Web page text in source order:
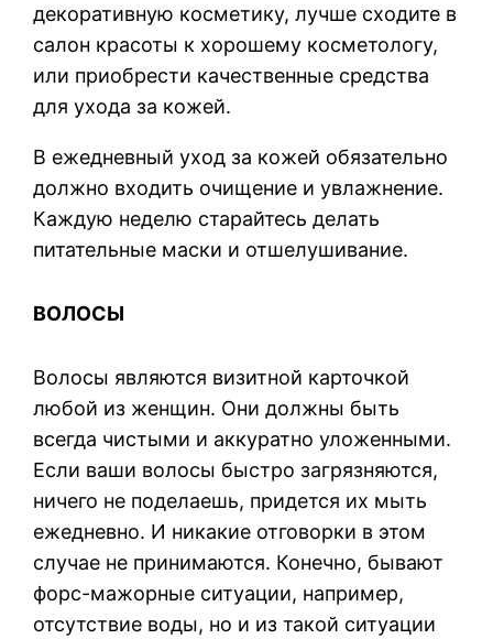
декоративную косметику, лучше сходите в
салон красоты к хорошему косметологу,
или приобрести качественные средства
для ухода за кожей.
В ежедневный уход за кожей обязательно
должно входить очищение и увлажнение.
Каждую неделю старайтесь делать
питательные маски и отшелушивание.
ВОЛОСЫ
Волосы являются визитной карточкой
любой из женщин. Они должны быть
всегда чистыми и аккуратно уложенными.
Если ваши волосы быстро загрязняются,
ничего не поделаешь, придется их мыть
ежедневно. И никакие отговорки в этом
случае не принимаются. Конечно, бывают
форс-мажорные ситуации, например,
отсутствие воды, но и из такой ситуации